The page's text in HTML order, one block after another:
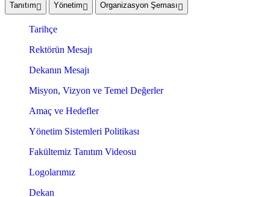
Tanıtım Yönetim Organizasyon Şeması
Tarihçe
Rektörün Mesajı
Dekanın Mesajı
Misyon, Vizyon ve Temel Değerler
Amaç ve Hedefler
Yönetim Sistemleri Politikası
Fakültemiz Tanıtım Videosu
Logolarımız
Dekan